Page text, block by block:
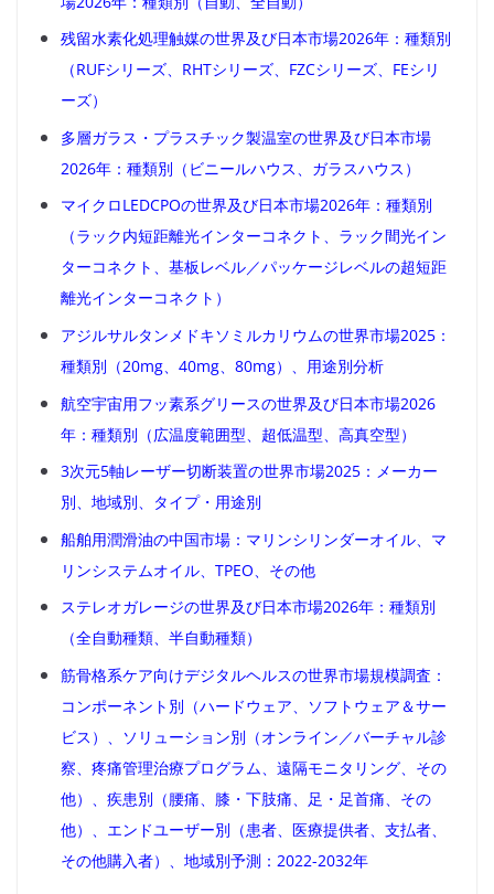
残留水素化処理触媒の世界及び日本市場2026年：種類別
（RUFシリーズ、RHTシリーズ、FZCシリーズ、FEシリ
ーズ）
多層ガラス・プラスチック製温室の世界及び日本市場
2026年：種類別（ビニールハウス、ガラスハウス）
マイクロLEDCPOの世界及び日本市場2026年：種類別
（ラック内短距離光インターコネクト、ラック間光イン
ターコネクト、基板レベル／パッケージレベルの超短距
離光インターコネクト）
アジルサルタンメドキソミルカリウムの世界市場2025：
種類別（20mg、40mg、80mg）、用途別分析
航空宇宙用フッ素系グリースの世界及び日本市場2026
年：種類別（広温度範囲型、超低温型、高真空型）
3次元5軸レーザー切断装置の世界市場2025：メーカー
別、地域別、タイプ・用途別
船舶用潤滑油の中国市場：マリンシリンダーオイル、マ
リンシステムオイル、TPEO、その他
ステレオガレージの世界及び日本市場2026年：種類別
（全自動種類、半自動種類）
筋骨格系ケア向けデジタルヘルスの世界市場規模調査：
コンポーネント別（ハードウェア、ソフトウェア＆サー
ビス）、ソリューション別（オンライン／バーチャル診
察、疼痛管理治療プログラム、遠隔モニタリング、その
他）、疾患別（腰痛、膝・下肢痛、足・足首痛、その
他）、エンドユーザー別（患者、医療提供者、支払者、
その他購入者）、地域別予測：2022-2032年